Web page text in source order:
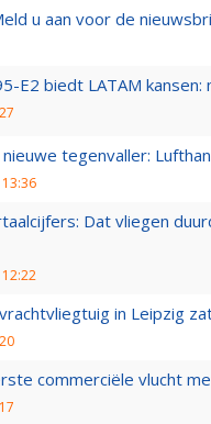
u aan voor de
E2 biedt LATAM
tegenvaller:
Dat vliegen
in Leipzig
commerciële vlucht